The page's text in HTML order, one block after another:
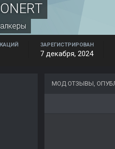
ЗАРЕГИСТРИРОВАН
7 декабря, 2024
МОД ОТЗЫВЫ,